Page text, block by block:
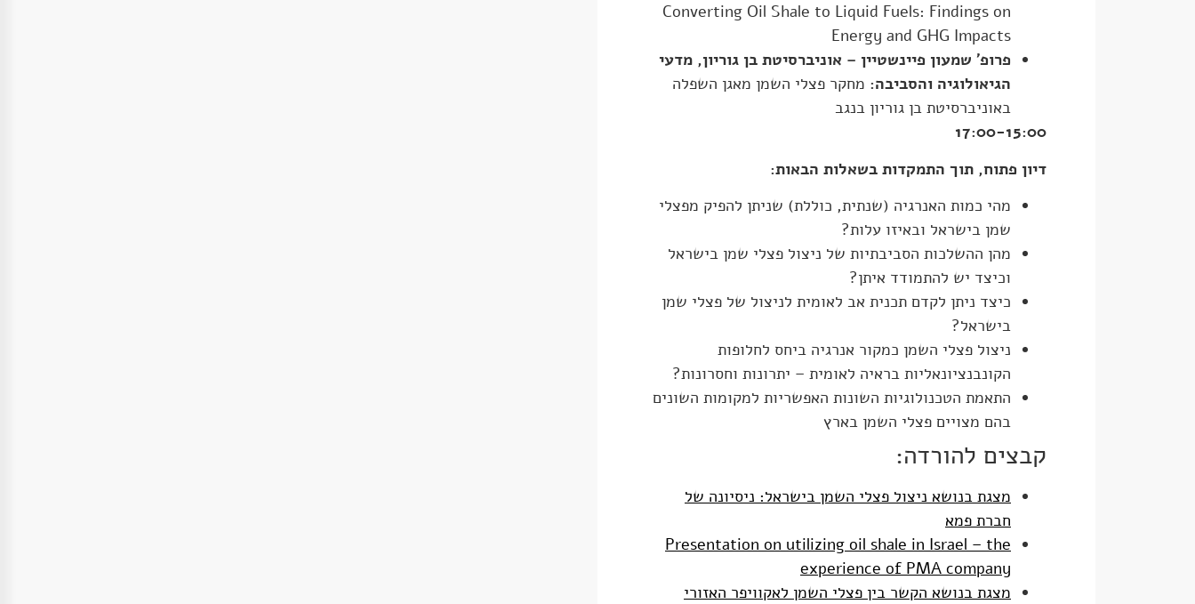
Converting Oil Shale to Liquid Fuels: Findings on
Energy and GHG Impacts
פרופ' שמעון פיינשטיין – אוניברסיטת בן גוריון, מדעי
הגיאולוגיה והסביבה: מחקר פצלי השמן מאגן השפלה
באוניברסיטת בן גוריון בנגב
17:00-15:00
דיון פתוח, תוך התמקדות בשאלות הבאות:
מהי כמות האנרגיה (שנתית, כוללת) שניתן להפיק מפצלי
שמן בישראל ובאיזו עלות?
מהן ההשלכות הסביבתיות של ניצול פצלי שמן בישראל
וכיצד יש להתמודד איתן?
כיצד ניתן לקדם תכנית אב לאומית לניצול של פצלי שמן
בישראל?
ניצול פצלי השמן כמקור אנרגיה ביחס לחלופות
הקונבנציונאליות בראיה לאומית – יתרונות וחסרונות?
התאמת הטכנולוגיות השונות האפשריות למקומות השונים
בהם מצויים פצלי השמן בארץ
קבצים להורדה:
מצגת בנושא ניצול פצלי השמן בישראל: ניסיונה של
חברת פמא
Presentation on utilizing oil shale in Israel – the
experience of PMA company
מצגת בנושא הקשר בין פצלי השמן לאקוויפר האזורי